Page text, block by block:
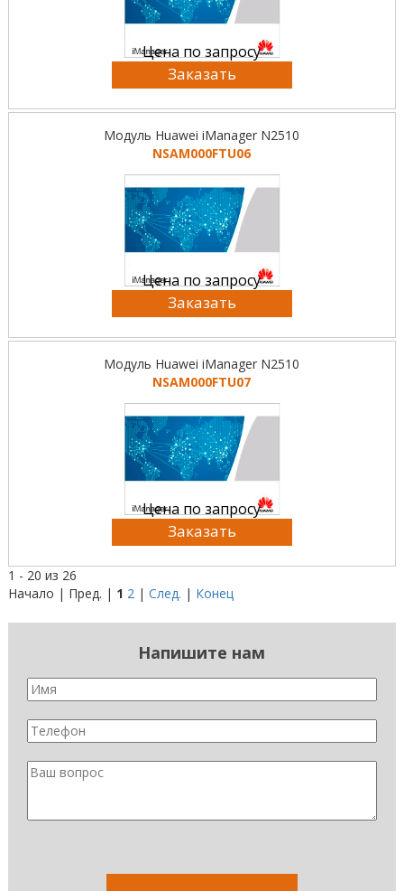
Цена по запросу
Заказать
Модуль Huawei iManager N2510
NSAM000FTU06
Цена по запросу
Заказать
Модуль Huawei iManager N2510
NSAM000FTU07
Цена по запросу
Заказать
1 - 20 из 26
Начало | Пред. | 1 2| След. | Конец
Напишите нам